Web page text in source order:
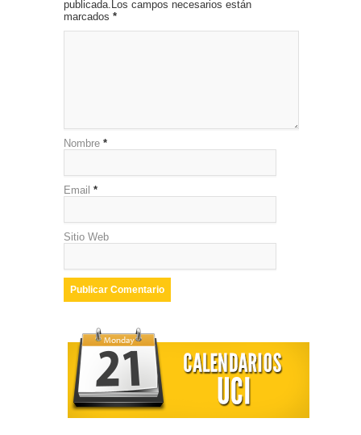
publicada.Los campos necesarios están
marcados *
Nombre *
Email *
Sitio Web